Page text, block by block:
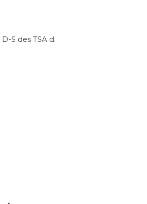
S des TSA d.